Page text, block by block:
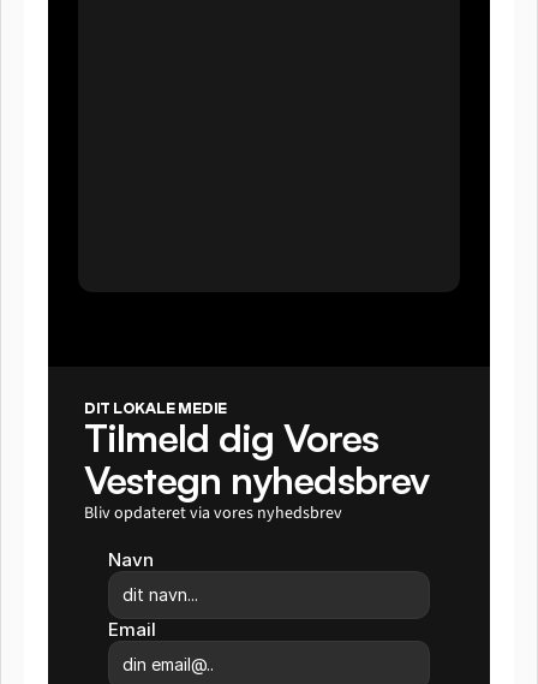
DIT LOKALE MEDIE
Tilmeld dig Vores
Vestegn nyhedsbrev
Bliv opdateret via vores nyhedsbrev
Navn
Email